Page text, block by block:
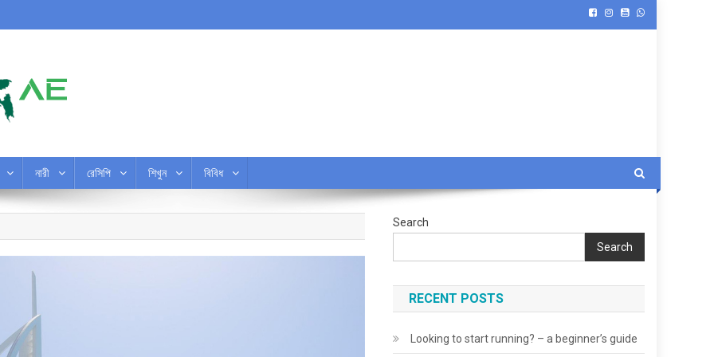
নারী রেসিপি শিখুন বিবিধ
Search
Search
RECENT POSTS
Looking to start running? – a beginner’s guide